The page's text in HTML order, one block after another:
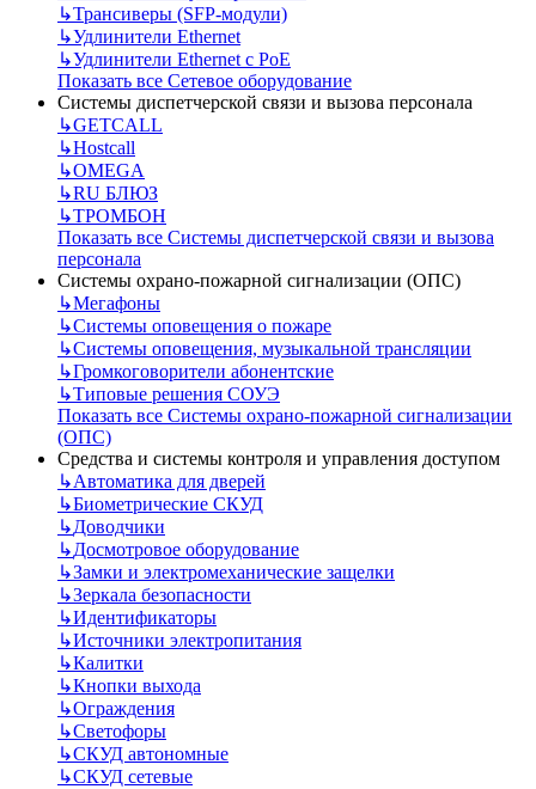
↳Трансиверы (SFP-модули)
↳Удлинители Ethernet
↳Удлинители Ethernet с PoE
Показать все Сетевое оборудование
Системы диспетчерской связи и вызова персонала
↳GETCALL
↳Hostcall
↳OMEGA
↳RU БЛЮЗ
↳ТРОМБОН
Показать все Системы диспетчерской связи и вызова
персонала
Системы охрано-пожарной сигнализации (ОПС)
↳Мегафоны
↳Системы оповещения о пожаре
↳Системы оповещения, музыкальной трансляции
↳Громкоговорители абонентские
↳Типовые решения СОУЭ
Показать все Системы охрано-пожарной сигнализации
(ОПС)
Средства и системы контроля и управления доступом
↳Автоматика для дверей
↳Биометрические СКУД
↳Доводчики
↳Досмотровое оборудование
↳Замки и электромеханические защелки
↳Зеркала безопасности
↳Идентификаторы
↳Источники электропитания
↳Калитки
↳Кнопки выхода
↳Ограждения
↳Светофоры
↳СКУД автономные
↳СКУД сетевые